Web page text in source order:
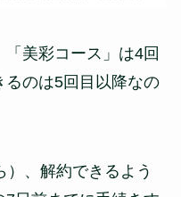
美彩コース」は4回
のは5回目以降なの
、解約できるよう